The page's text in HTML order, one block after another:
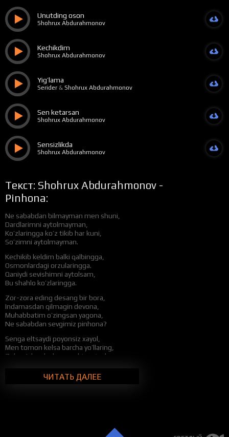
Unutding oson
Shohrux Abdurahmonov
Kechikdim
Shohrux Abdurahmonov
Yig’lama
Serider& Shohrux Abdurahmonov
Sen ketarsan
Shohrux Abdurahmonov
Sensizlikda
Shohrux Abdurahmonov
Текст: Shohrux Abdurahmonov -
Pinhona:
Ne sababdan bilmayman men shuni,
Dardlarimni aytolmayman,
Ko’zlaringga ko’z tikib har kuni,
So’zimni aytolmayman.
Kechikib keldim balki qalbingga,
Osmonlardagi orzularingga.
Qaniydi sevishimni aytolsam,
Bu shahlo ko’zlaringga.
Zor-zora eding desang bir bora,
Indamasdan qilmagin devona,
Muhabbatim o’zingsan yagona,
Ne sababdan sevgimiz pinhona?
Senga eltsaydi poyonsiz xayol,
Men tomon kelsa barcha yo’llaring,
Zulmatda adashgan oshiq misol,
Dilingda nima bor bilolmayman,
ЧИТАТЬ ДАЛЕЕ